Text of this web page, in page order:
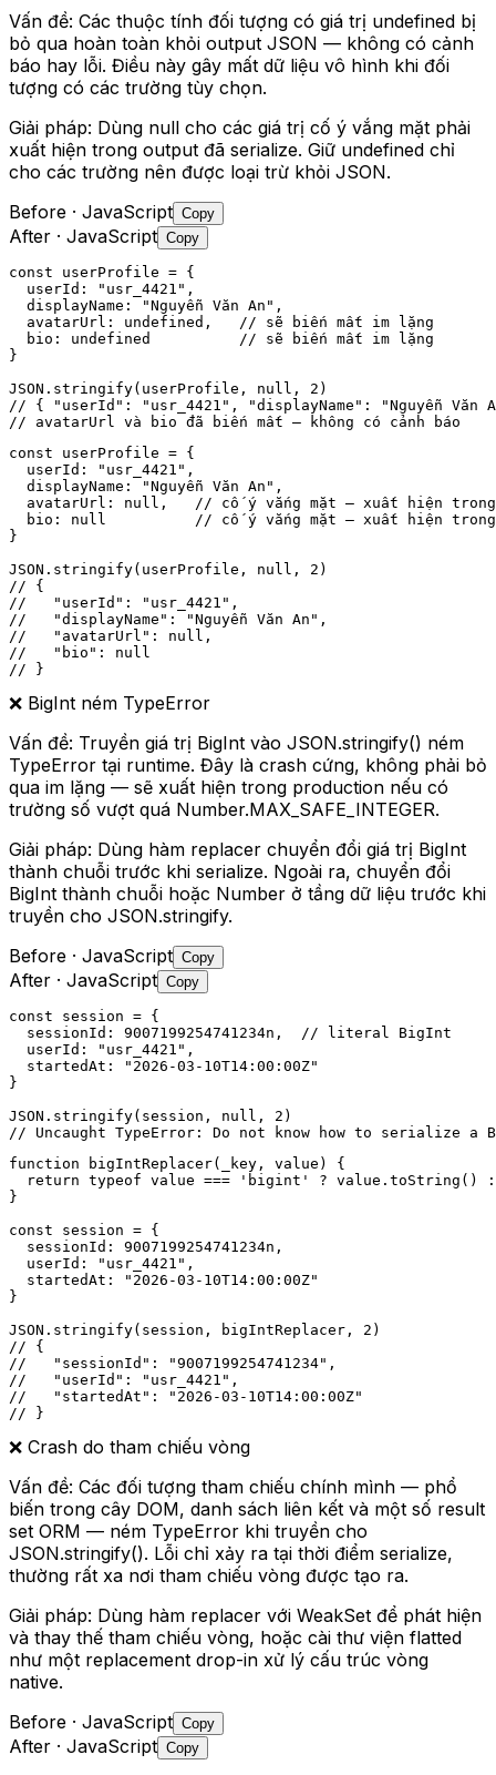
Vấn đề: Các thuộc tính đối tượng có giá trị undefined bị
bỏ qua hoàn toàn khỏi output JSON — không có cảnh
báo hay lỗi. Điều này gây mất dữ liệu vô hình khi đối
tượng có các trường tùy chọn.
Giải pháp: Dùng null cho các giá trị cố ý vắng mặt phải
xuất hiện trong output đã serialize. Giữ undefined chỉ
cho các trường nên được loại trừ khỏi JSON.
Before · JavaScript Copy
After · JavaScript Copy
const userProfile = {
  userId: "usr_4421",
  displayName: "Nguyễn Văn An",
  avatarUrl: undefined,   // sẽ biến mất im lặng
  bio: undefined          // sẽ biến mất im lặng
}
JSON.stringify(userProfile, null, 2)
// { "userId": "usr_4421", "displayName": "Nguyễn Văn
// avatarUrl và bio đã biến mất — không có cảnh báo
const userProfile = {
  userId: "usr_4421",
  displayName: "Nguyễn Văn An",
avatarUrl: null,   // cố ý vắng mặt — xuất hiện
bio: null          // cố ý vắng mặt — xuất hiện
}
JSON.stringify(userProfile, null, 2)
// {
//   "userId": "usr_4421",
//   "displayName": "Nguyễn Văn An",
//   "avatarUrl": null,
//   "bio": null
// }
❌ BigInt ném TypeError
Vấn đề: Truyền giá trị BigInt vào JSON.stringify() ném
TypeError tại runtime. Đây là crash cứng, không phải bỏ
qua im lặng — sẽ xuất hiện trong production nếu có
trường số vượt quá Number.MAX_SAFE_INTEGER.
Giải pháp: Dùng hàm replacer chuyển đổi giá trị BigInt
thành chuỗi trước khi serialize. Ngoài ra, chuyển đổi
BigInt thành chuỗi hoặc Number ở tầng dữ liệu trước khi
truyền cho JSON.stringify.
Before · JavaScript Copy
After · JavaScript Copy
const session = {
  sessionId: 9007199254741234n,  // literal BigInt
  userId: "usr_4421",
  startedAt: "2026-03-10T14:00:00Z"
}
JSON.stringify(session, null, 2)
// Uncaught TypeError: Do not know how to serialize a
function bigIntReplacer(_key, value) {
return typeof value === 'bigint' ? value.toString()
}
const session = {
  sessionId: 9007199254741234n,
  userId: "usr_4421",
  startedAt: "2026-03-10T14:00:00Z"
}
JSON.stringify(session, bigIntReplacer, 2)
// {
//   "sessionId": "9007199254741234",
//   "userId": "usr_4421",
//   "startedAt": "2026-03-10T14:00:00Z"
// }
❌ Crash do tham chiếu vòng
Vấn đề: Các đối tượng tham chiếu chính mình — phổ
biến trong cây DOM, danh sách liên kết và một số result
set ORM — ném TypeError khi truyền cho
JSON.stringify(). Lỗi chỉ xảy ra tại thời điểm serialize,
thường rất xa nơi tham chiếu vòng được tạo ra.
Giải pháp: Dùng hàm replacer với WeakSet để phát hiện
và thay thế tham chiếu vòng, hoặc cài thư viện flatted
như một replacement drop-in xử lý cấu trúc vòng
native.
Before · JavaScript Copy
After · JavaScript Copy